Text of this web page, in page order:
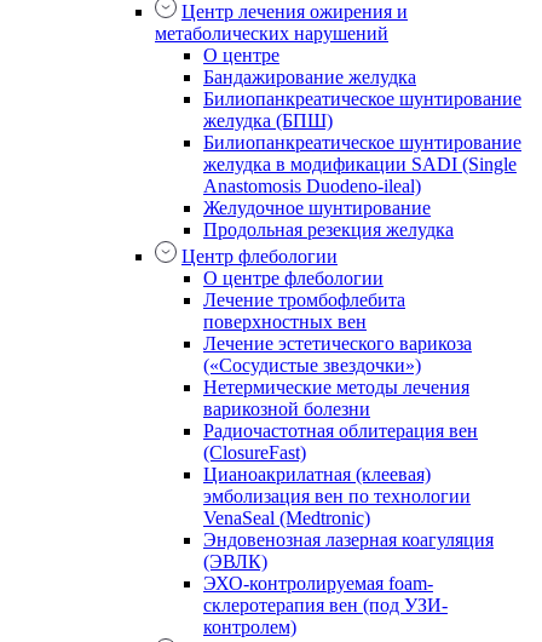
Центр лечения ожирения и
метаболических нарушений
О центре
Бандажирование желудка
Билиопанкреатическое шунтирование
желудка (БПШ)
Билиопанкреатическое шунтирование
желудка в модификации SADI (Single
Anastomosis Duodeno-ileal)
Желудочное шунтирование
Продольная резекция желудка
Центр флебологии
О центре флебологии
Лечение тромбофлебита
поверхностных вен
Лечение эстетического варикоза
(«Сосудистые звездочки»)
Нетермические методы лечения
варикозной болезни
Радиочастотная облитерация вен
(ClosureFast)
Цианоакрилатная (клеевая)
эмболизация вен по технологии
VenaSeal (Medtronic)
Эндовенозная лазерная коагуляция
(ЭВЛК)
ЭХО-контролируемая foam-
склеротерапия вен (под УЗИ-
контролем)